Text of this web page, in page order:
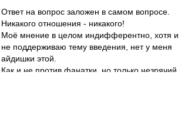
Ответ на вопрос заложен в самом вопросе.
Никакого отношения - никакого!
Моё мнение в целом индифферентно, хотя и
не поддерживаю тему введения, нет у меня
айдишки этой.
Как и не против фанатки, но только незрячий